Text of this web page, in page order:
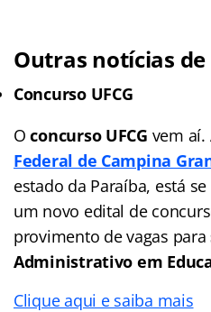
Outras notícias
Concurso UFCG
Oconcurso UFCG vem aí.
Federal de Campina
estado da Paraíba, está
um novo edital de
provimento de vagas para
Administrativo em
Clique aqui e saiba mais